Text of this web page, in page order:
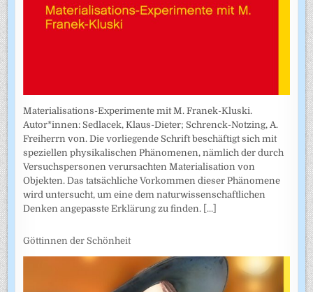
Materialisations-Experimente mit M. Franek-Kluski.
Autor*innen: Sedlacek, Klaus-Dieter; Schrenck-Notzing, A.
Freiherrn von. Die vorliegende Schrift beschäftigt sich mit
speziellen physikalischen Phänomenen, nämlich der durch
Versuchspersonen verursachten Materialisation von
Objekten. Das tatsächliche Vorkommen dieser Phänomene
wird untersucht, um eine dem naturwissenschaftlichen
Denken angepasste Erklärung zu finden. [...]
Göttinnen der Schönheit